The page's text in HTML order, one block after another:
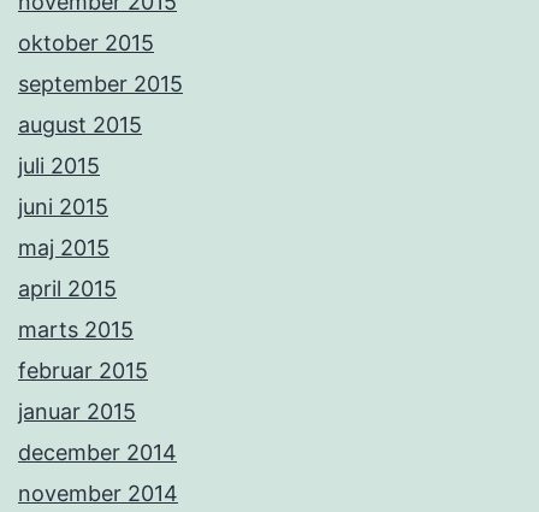
oktober 2015
september 2015
august 2015
juli 2015
juni 2015
maj 2015
april 2015
marts 2015
februar 2015
januar 2015
december 2014
november 2014